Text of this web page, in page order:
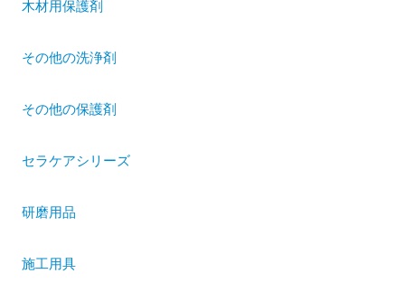
木材用保護剤
その他の洗浄剤
その他の保護剤
セラケアシリーズ
研磨用品
施工用具